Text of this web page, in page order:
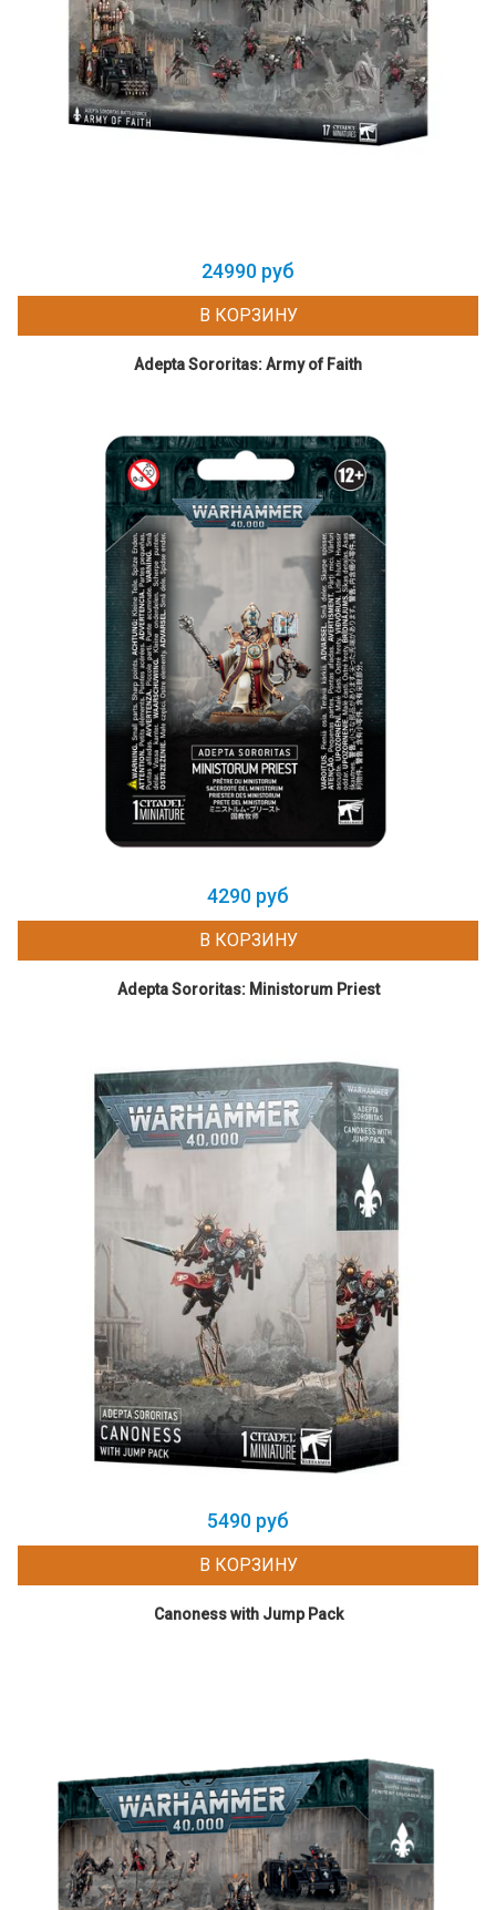
24990 руб
В КОРЗИНУ
Adepta Sororitas: Army of Faith
4290 руб
В КОРЗИНУ
Adepta Sororitas: Ministorum Priest
5490 руб
В КОРЗИНУ
Canoness with Jump Pack